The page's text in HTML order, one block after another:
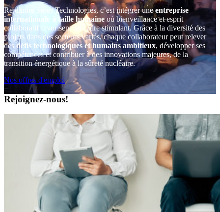
Rejoindre Seres Technologies, c’est intégrer uneentreprise
internationale à taille humaineoù bienveillance et esprit
collaboratif favorisent un cadre stimulant. Grâce à la diversité des
projets dans des secteurs variés, chaque collaborateur peut relever
desdéfis technologiques et humains ambitieux, développer ses
compétences et contribuer à des innovations majeures, de la
transition énergétique à la sûreté nucléaire.
Nos offres d'emploi
Rejoignez-nous!